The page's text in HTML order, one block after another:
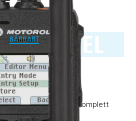
RAKEL
BÄRBART
RAKEL
Rakelterminal med komplett